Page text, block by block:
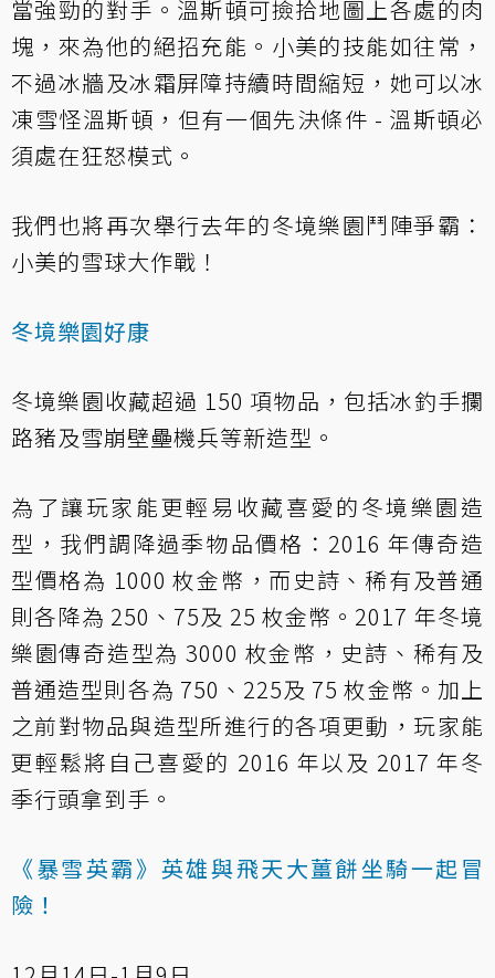
當強勁的對手。溫斯頓可撿拾地圖上各處的肉
塊，來為他的絕招充能。小美的技能如往常，
不過冰牆及冰霜屏障持續時間縮短，她可以冰
凍雪怪溫斯頓，但有一個先決條件 - 溫斯頓必
須處在狂怒模式。
我們也將再次舉行去年的冬境樂園鬥陣爭霸：
小美的雪球大作戰！
冬境樂園好康
冬境樂園收藏超過 150 項物品，包括冰釣手攔
路豬及雪崩壁壘機兵等新造型。
為了讓玩家能更輕易收藏喜愛的冬境樂園造
型，我們調降過季物品價格：2016 年傳奇造
型價格為 1000 枚金幣，而史詩、稀有及普通
則各降為 250、75及 25 枚金幣。2017 年冬境
樂園傳奇造型為 3000 枚金幣，史詩、稀有及
普通造型則各為 750、225及 75 枚金幣。加上
之前對物品與造型所進行的各項更動，玩家能
更輕鬆將自己喜愛的 2016 年以及 2017 年冬
季行頭拿到手。
《暴雪英霸》英雄與飛天大薑餅坐騎一起冒
險！